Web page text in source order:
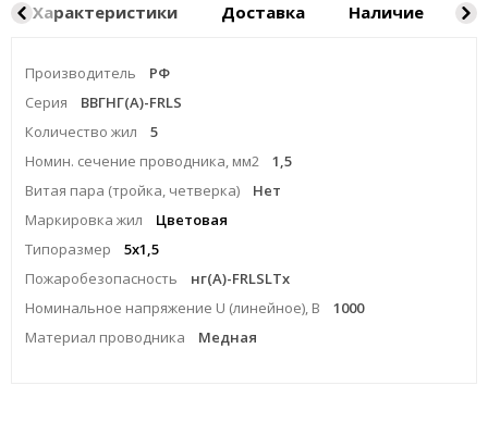
Характеристики Доставка Наличие
Производитель
РФ
Серия
ВВГНГ(A)-FRLS
Количество жил
5
Номин. сечение проводника, мм2
1,5
Витая пара (тройка, четверка)
Нет
Маркировка жил
Цветовая
Типоразмер
5x1,5
Пожаробезопасность
нг(А)-FRLSLTx
Номинальное напряжение U (линейное), В
1000
Материал проводника
Медная